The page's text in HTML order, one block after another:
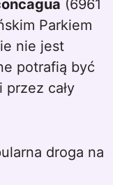
(6961
Parkiem
nie jest
potrafią być
cały
droga na